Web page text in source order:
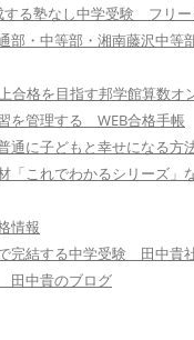
する塾なし中学受験 フリー
部・中等部・湘南藤沢中
合格を目指す邦学館算数オ
を管理する WEB合格手帳
通に子どもと幸せになる方
「これでわかるシリーズ」
情報
完結する中学受験 田中貴
田中貴のブログ